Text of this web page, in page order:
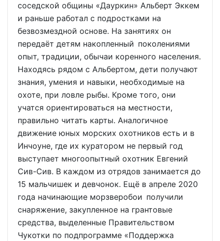
соседской общины «Дауркин» Альберт Эккем
и раньше работал с подростками на
безвозмездной основе. На занятиях он
передаёт детям накопленный поколениями
опыт, традиции, обычаи коренного населения.
Находясь рядом с Альбертом, дети получают
знания, умения и навыки, необходимые на
охоте, при ловле рыбы. Кроме того, они
учатся ориентироваться на местности,
правильно читать карты. Аналогичное
движение юных морских охотников есть и в
Инчоуне, где их куратором не первый год
выступает многоопытный охотник Евгений
Сив-Сив. В каждом из отрядов занимается до
15 мальчишек и девчонок. Ещё в апреле 2020
года начинающие морзверобои получили
снаряжение, закупленное на грантовые
средства, выделенные Правительством
Чукотки по подпрограмме «Поддержка